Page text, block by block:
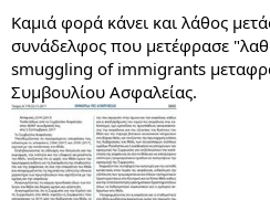
Καμιά φορά κάνει και λάθος
συνάδελφος που μετέφρασε
smuggling of immigrants
Συμβουλίου Ασφαλείας.